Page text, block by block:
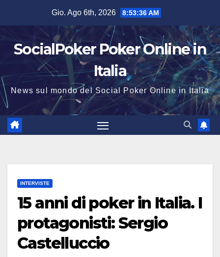
contenuto
Gio. Ago 6th, 2026 8:53:37 AM
SocialPoker Poker Online in
Italia
News sul mondo del Social Poker Online in Italia
INTERVISTE
15 anni di poker in Italia. I
protagonisti: Sergio
Castelluccio